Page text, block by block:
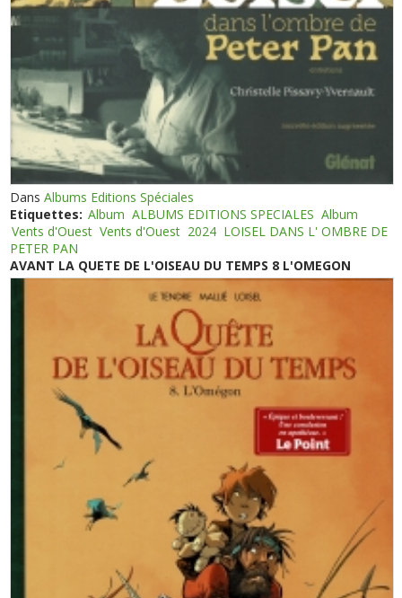
DansAlbums Editions Spéciales
Etiquettes: Album ALBUMS EDITIONS SPECIALES Album
Vents d'Ouest Vents d'Ouest 2024 LOISEL DANS L' OMBRE DE
PETER PAN
AVANT LA QUETE DE L'OISEAU DU TEMPS 8 L'OMEGON